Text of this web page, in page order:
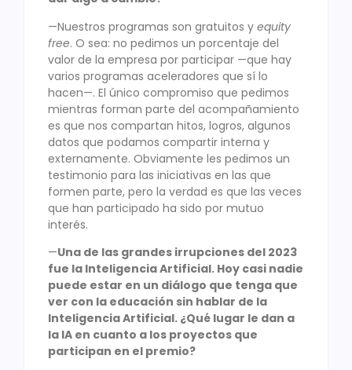
—Nuestros programas son gratuitos y equity
free. O sea: no pedimos un porcentaje del
valor de la empresa por participar —que hay
varios programas aceleradores que sí lo
hacen—. El único compromiso que pedimos
mientras forman parte del acompañamiento
es que nos compartan hitos, logros, algunos
datos que podamos compartir interna y
externamente. Obviamente les pedimos un
testimonio para las iniciativas en las que
formen parte, pero la verdad es que las veces
que han participado ha sido por mutuo
interés.
—Una de las grandes irrupciones del 2023
fue la Inteligencia Artificial. Hoy casi nadie
puede estar en un diálogo que tenga que
ver con la educación sin hablar de la
Inteligencia Artificial. ¿Qué lugar le dan a
la IA en cuanto a los proyectos que
participan en el premio?